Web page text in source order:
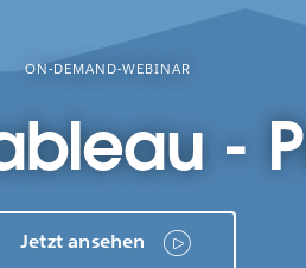
ON-DEMAND-WEBINAR
-
Jetzt ansehen